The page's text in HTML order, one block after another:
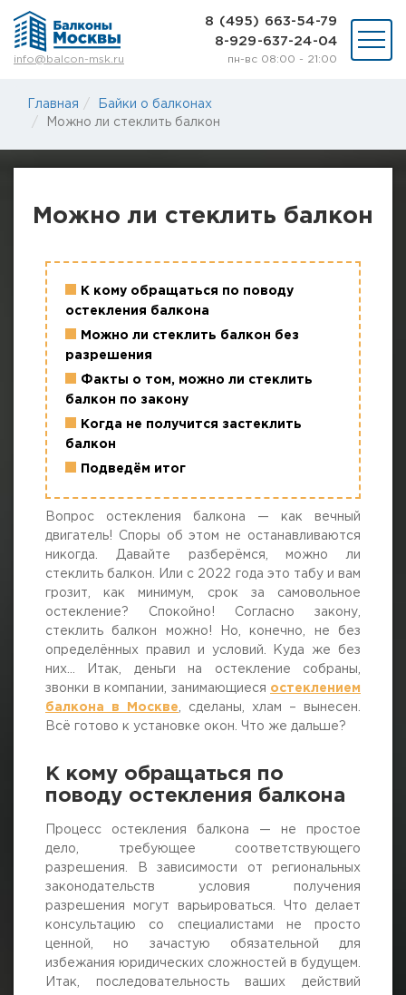
info@balcon-msk.ru
8 (495) 663-54-79
8-929-637-24-04
пн-вс 08:00 - 21:00
Ремонт
Утепление
Отделка
Цены
О нас
Статьи и байки
8 (495) 663-54-79
ВЫЗВАТЬ ЗАМЕРЩИКА
г. Москва, просп. Мира, 211 корп.2
Главная
Байки о балконах
Можно ли стеклить балкон
Можно ли стеклить балкон
К кому обращаться по поводу
остекления балкона
Можно ли стеклить балкон без
разрешения
Факты о том, можно ли стеклить
балкон по закону
Когда не получится застеклить
балкон
Подведём итог
Вопрос остекления балкона — как вечный
двигатель! Споры об этом не останавливаются
никогда. Давайте разберёмся, можно ли
стеклить балкон. Или с 2022 года это табу и вам
грозит, как минимум, срок за самовольное
остекление? Спокойно! Согласно закону,
стеклить балкон можно! Но, конечно, не без
определённых правил и условий. Куда же без
них… Итак, деньги на остекление собраны,
звонки в компании, занимающиеся остеклением
балкона в Москве , сделаны, хлам – вынесен.
Всё готово к установке окон. Что же дальше?
К кому обращаться по
поводу остекления балкона
Процесс остекления балкона — не простое
дело, требующее соответствующего
разрешения. В зависимости от региональных
законодательств условия получения
разрешения могут варьироваться. Что делает
консультацию со специалистами не просто
ценной, но зачастую обязательной для
избежания юридических сложностей в будущем.
Итак, последовательность ваших действий